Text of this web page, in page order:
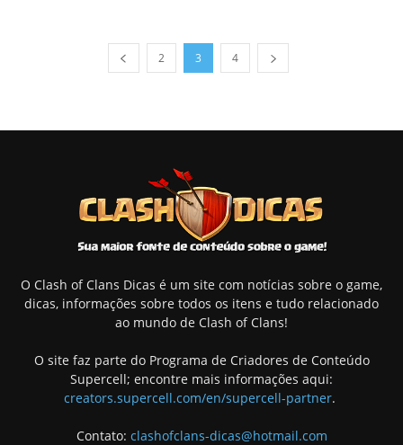
2 3 4
O Clash of Clans Dicas é um site com notícias sobre o game,
dicas, informações sobre todos os itens e tudo relacionado
ao mundo de Clash of Clans!
O site faz parte do Programa de Criadores de Conteúdo
Supercell; encontre mais informações aqui:
creators.supercell.com/en/supercell-partner.
Contato: clashofclans-dicas@hotmail.com